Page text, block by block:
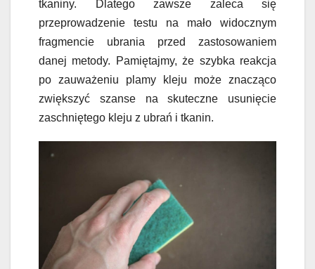
tkaniny. Dlatego zawsze zaleca się
przeprowadzenie testu na mało widocznym
fragmencie ubrania przed zastosowaniem
danej metody. Pamiętajmy, że szybka reakcja
po zauważeniu plamy kleju może znacząco
zwiększyć szanse na skuteczne usunięcie
zaschniętego kleju z ubrań i tkanin.